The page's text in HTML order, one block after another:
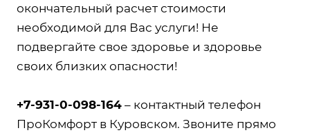
окончательный расчет стоимости
необходимой для Вас услуги! Не
подвергайте свое здоровье и здоровье
своих близких опасности!
+7-931-0-098-164 – контактный телефон
ПроКомфорт в Куровском. Звоните прямо